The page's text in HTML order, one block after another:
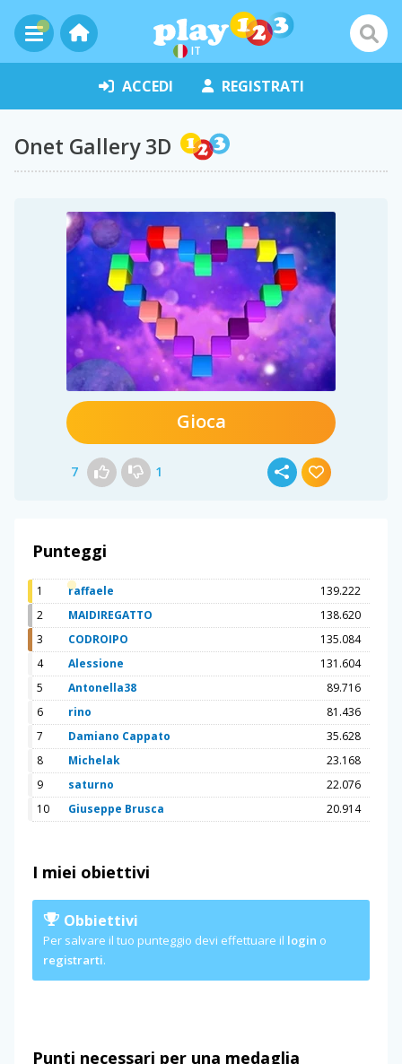
IT
ACCEDI REGISTRATI
Onet Gallery 3D
Gioca
7 1
Punteggi
1 raffaele
139.222
2
MAIDIREGATTO
138.620
3
CODROIPO
135.084
4
Alessione
131.604
5
Antonella38
89.716
6
rino
81.436
7
Damiano Cappato
35.628
8
Michelak
23.168
9
saturno
22.076
10
Giuseppe Brusca 20.914
I miei obiettivi
Obbiettivi
Per salvare il tuo punteggio devi effettuare il login o
registrarti.
Punti necessari per una medaglia